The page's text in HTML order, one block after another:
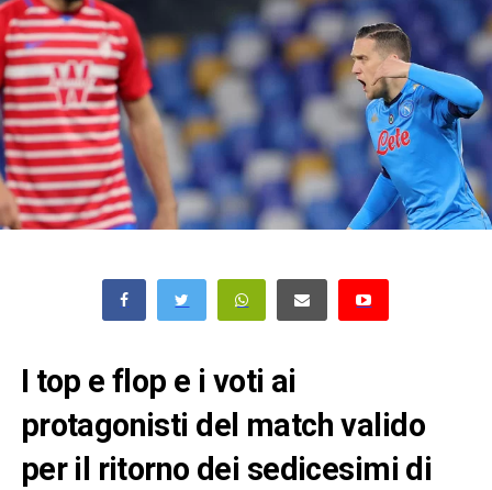
I top e flop e i voti ai
protagonisti del match valido
per il ritorno dei sedicesimi di